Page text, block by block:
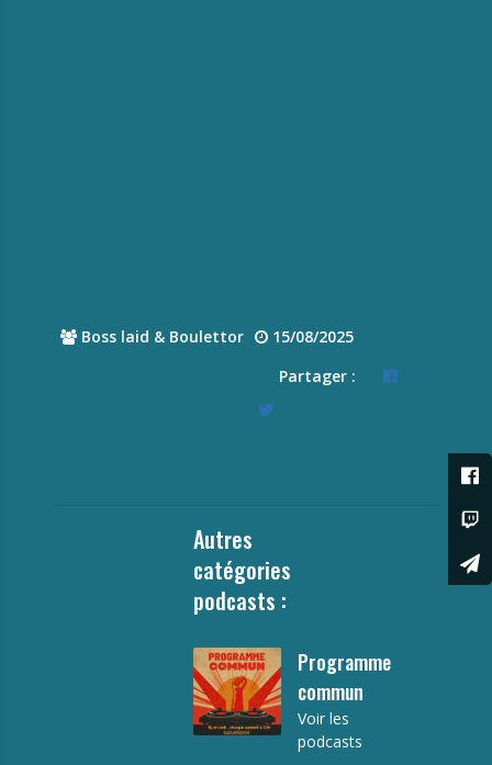
Boss laid & Boulettor
15/08/2025
Partager :
Autres
catégories
podcasts :
Programme
commun
Voir les
podcasts